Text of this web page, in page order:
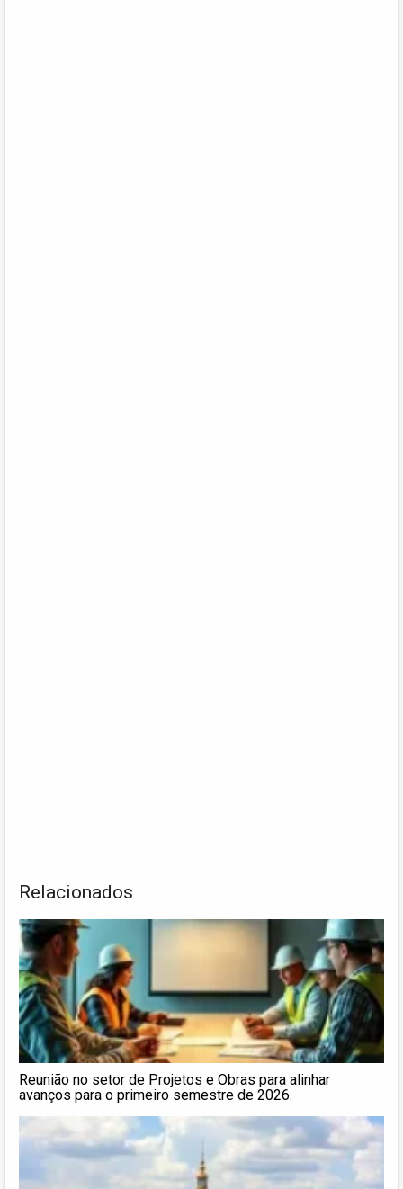
Relacionados
Reunião no setor de Projetos e Obras para alinhar
avanços para o primeiro semestre de 2026.